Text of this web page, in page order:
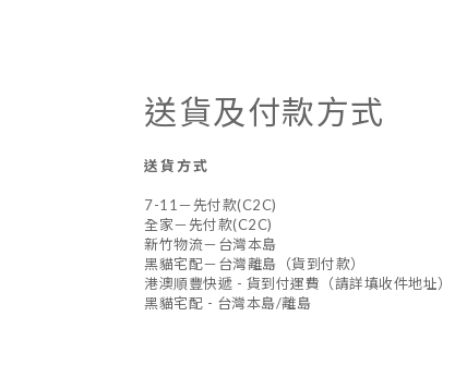
送貨及付款方式
送貨方式
7-11－先付款(C2C)
全家－先付款(C2C)
新竹物流－台灣本島
黑貓宅配－台灣離島（貨到付款）
港澳順豐快遞 - 貨到付運費（請詳填收件地址）
黑貓宅配 - 台灣本島/離島